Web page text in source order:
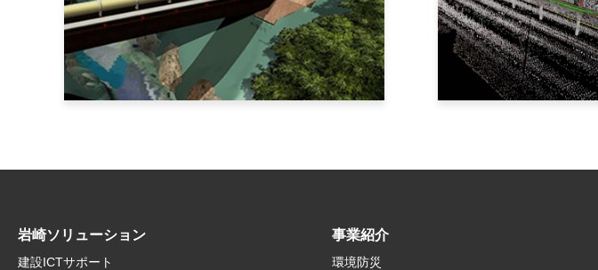
岩崎ソリューション
建設ICTサポート
事業紹介
環境防災